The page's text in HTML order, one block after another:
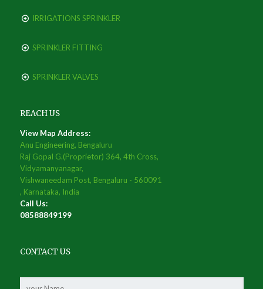
IRRIGATIONS SPRINKLER
SPRINKLER FITTING
SPRINKLER VALVES
REACH US
View Map Address:
Anu Engineering, Bengaluru
Raj Gopal G.(Proprietor) 364, 4th Cross,
Vidyamanyanagar,
Vishwaneedam Post, Bengaluru - 560091
, Karnataka, India
Call Us:
08588849199
CONTACT US